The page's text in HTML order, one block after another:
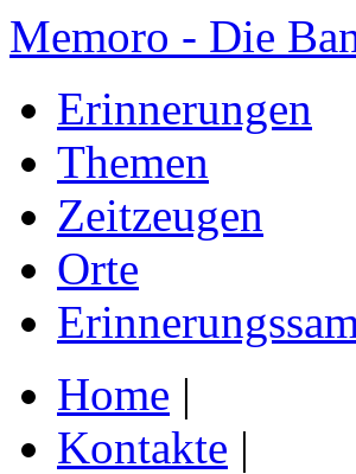
Memoro - Die
Erinnerungen
Themen
Zeitzeugen
Orte
Home |
Kontakte |